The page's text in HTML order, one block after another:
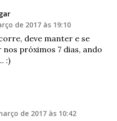
de 2017 às 19:10
deve manter e se
próximos 7 dias, ando
:)
de 2017 às 10:42